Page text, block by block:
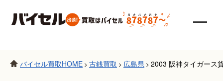
バイセル買取HOME > 古銭買取 > 広島県 > 2003 阪神タイガース